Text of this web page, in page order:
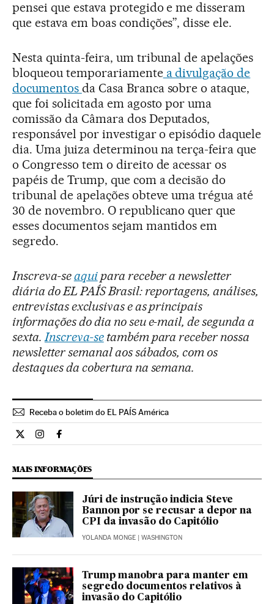
pensei que estava protegido e me disseram
que estava em boas condições”, disse ele.
Nesta quinta-feira, um tribunal de apelações
bloqueou temporariamentea divulgação de
documentos da Casa Branca sobre o ataque,
que foi solicitada em agosto por uma
comissão da Câmara dos Deputados,
responsável por investigar o episódio daquele
dia. Uma juiza determinou na terça-feira que
o Congresso tem o direito de acessar os
papéis de Trump, que com a decisão do
tribunal de apelações obteve uma trégua até
30 de novembro. O republicano quer que
esses documentos sejam mantidos em
segredo.
Inscreva-seaquipara receber a newsletter
diária do EL PAÍS Brasil: reportagens, análises,
entrevistas exclusivas e as principais
informações do dia no seu e-mail, de segunda a
sexta.Inscreva-setambém para receber nossa
newsletter semanal aos sábados, com os
destaques da cobertura na semana.
Receba o boletim do EL PAÍS América
Internacional El País Brasil en Twitter
Internacional El País Brasil en Instagram
Internacional El País Brasil en Facebook
MAIS INFORMAÇÕES
Júri de instrução indicia Steve
Bannon por se recusar a depor na
CPI da invasão do Capitólio
YOLANDA MONGE | WASHINGTON
Trump manobra para manter em
segredo documentos relativos à
invasão do Capitólio